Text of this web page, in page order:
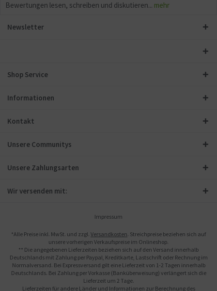
Bewertungen lesen, schreiben und diskutieren... mehr
Newsletter
Shop Service
Informationen
Kontakt
Unsere Communitys
Unsere Zahlungsarten
Wir versenden mit:
Impressum
*Alle Preise inkl. MwSt. und zzgl. Versandkosten. Streichpreise beziehen sich auf
unsere vorherigen Verkaufspreise im Onlineshop.
** Die angegebenen Lieferzeiten beziehen sich auf den Versand innerhalb
Deutschlands mit Zahlung per Paypal, Kreditkarte, Lastschrift oder Rechnung im
Normalversand. Bei Expressversand gilt eine Lieferzeit von 1-2 Tagen innerhalb
Deutschlands. Bei Zahlung per Vorkasse (Banküberweisung) verlängert sich die
Lieferzeit um 2 Tage.
Lieferzeiten für andere Länder und Informationen zur Berechnung des